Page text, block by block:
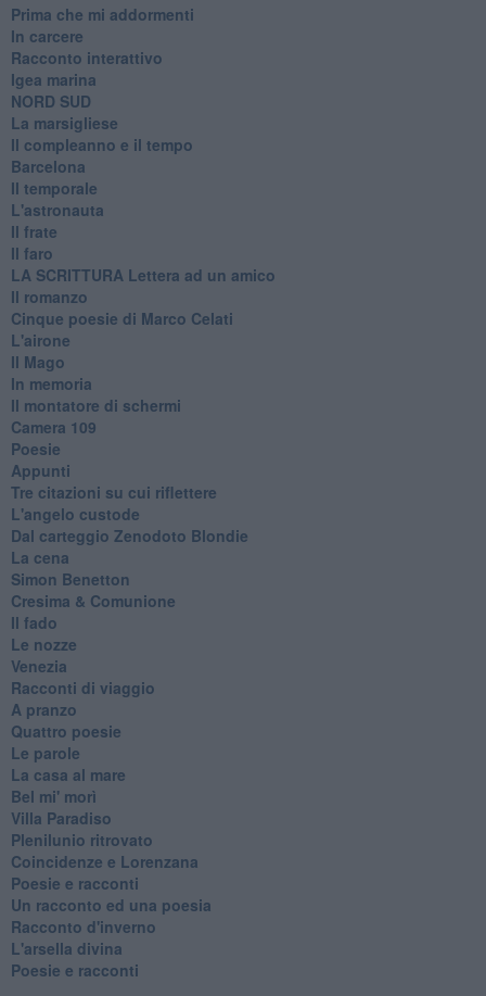
Prima che mi addormenti
In carcere
Racconto interattivo
Igea marina
​NORD SUD
La marsigliese
Il compleanno e il tempo
Barcelona
Il temporale
L'astronauta
Il frate
Il faro
​LA SCRITTURA Lettera ad un amico
Il romanzo
Cinque poesie di Marco Celati
L'airone
Il Mago
In memoria
Il montatore di schermi
Camera 109
Poesie
Appunti
Tre citazioni su cui riflettere
L'angelo custode
Dal carteggio Zenodoto Blondie
La cena
Simon Benetton
Cresima & Comunione
Il fado
Le nozze
Venezia
Racconti di viaggio
A pranzo
Quattro poesie
Le parole
La casa al mare
Bel mi' morì
Villa Paradiso
Plenilunio ritrovato
Coincidenze e Lorenzana
Poesie e racconti
Un racconto ed una poesia
Racconto d'inverno
​L'arsella divina
Poesie e racconti